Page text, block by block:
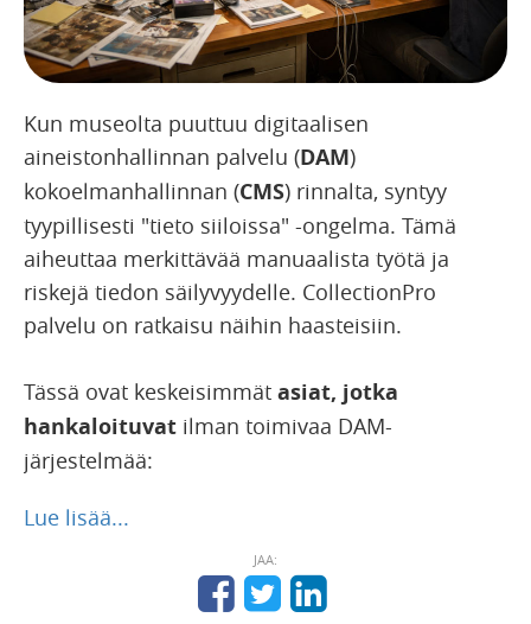
Kun museolta puuttuu digitaalisen
aineistonhallinnan palvelu (DAM)
kokoelmanhallinnan (CMS) rinnalta, syntyy
tyypillisesti "tieto siiloissa" -ongelma. Tämä
aiheuttaa merkittävää manuaalista työtä ja
riskejä tiedon säilyvyydelle. CollectionPro
palvelu on ratkaisu näihin haasteisiin.
Tässä ovat keskeisimmät asiat, jotka
hankaloituvat ilman toimivaa DAM-
järjestelmää:
Lue lisää...
JAA: